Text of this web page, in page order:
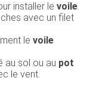
installer le voile.
avec un filet
le voile
au sol ou au pot
le vent.